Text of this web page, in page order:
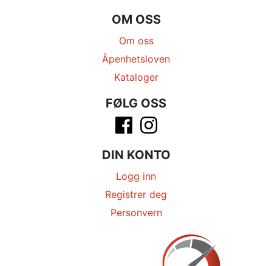
OM OSS
Om oss
Åpenhetsloven
Kataloger
FØLG OSS
DIN KONTO
Logg inn
Registrer deg
Personvern